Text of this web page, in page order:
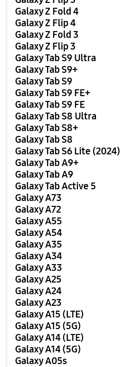
Galaxy Z Fold 4
Galaxy Z Flip 4
Galaxy Z Fold 3
Galaxy Z Flip 3
Galaxy Tab S9 Ultra
Galaxy Tab S9+
Galaxy Tab S9
Galaxy Tab S9 FE+
Galaxy Tab S9 FE
Galaxy Tab S8 Ultra
Galaxy Tab S8+
Galaxy Tab S8
Galaxy Tab S6 Lite (2024)
Galaxy Tab A9+
Galaxy Tab A9
Galaxy Tab Active 5
Galaxy A73
Galaxy A72
Galaxy A55
Galaxy A54
Galaxy A35
Galaxy A34
Galaxy A33
Galaxy A25
Galaxy A24
Galaxy A23
Galaxy A15 (LTE)
Galaxy A15 (5G)
Galaxy A14 (LTE)
Galaxy A14 (5G)
Galaxy A05s